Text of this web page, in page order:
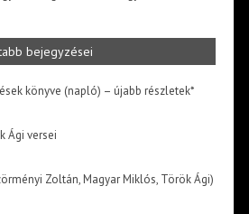
bejegyzései
könyve (napló) – újabb részletek*
Ági versei
Zoltán, Magyar Miklós, Török Ági)